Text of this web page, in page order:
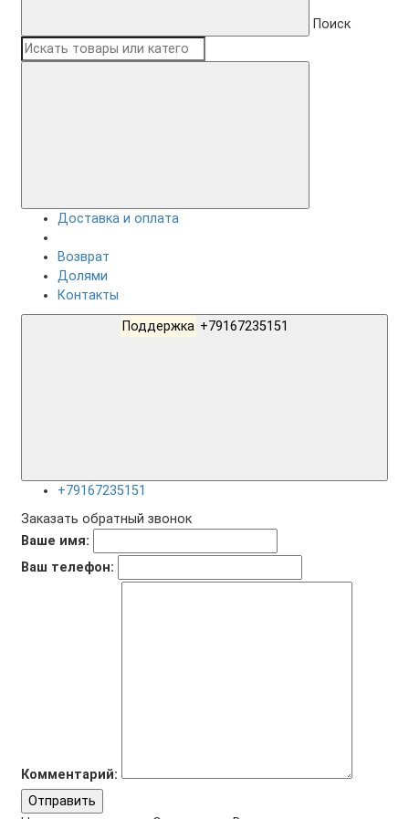
Поиск
Доставка и оплата
Возврат
Долями
Контакты
Поддержка
+79167235151
Заказать обратный звонок
Ваше имя:
Ваш телефон:
Комментарий:
Отправить